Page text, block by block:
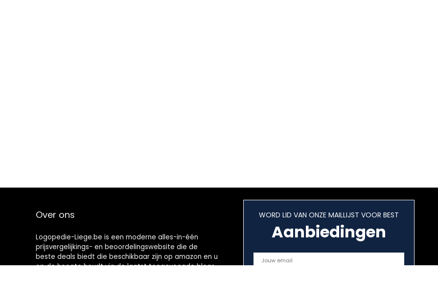
Over ons
Logopedie-Liege.be is een moderne alles-in-één
prijsvergelijkings- en beoordelingswebsite die de
beste deals biedt die beschikbaar zijn op amazon en u
op de hoogte houdt via de laatst toegevoegde blogs.
WORD LID VAN ONZE MAILLIJST VOOR BEST
Aanbiedingen